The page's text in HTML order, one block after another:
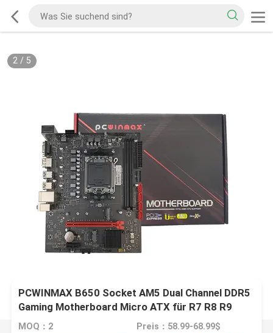
2/ 5
PCWINMAX B650 Socket AM5 Dual Channel DDR5
Gaming Motherboard Micro ATX für R7 R8 R9
Prozessoren
MOQ：2 Preis：58.99-68.99$